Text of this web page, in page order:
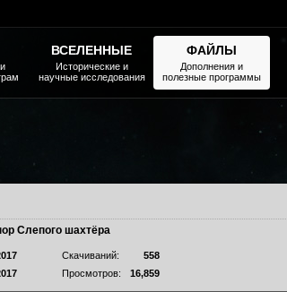
Слепого шахтёра
Скачиваний:
558
Просмотров:
16,859
ВСЕЛЕННЫЕ
Исторические и
научные исследования
ФАЙЛЫ
Дополнения и
полезные программы